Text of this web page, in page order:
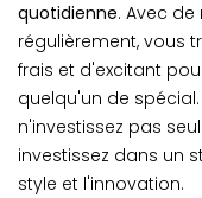
quotidienne. Avec
régulièrement, vous
frais et d'excitant
quelqu'un de spécial.
n'investissez pas
investissez dans un
style et l'innovation.